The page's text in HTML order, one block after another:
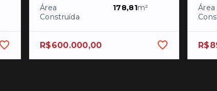
Área
Construída
178,81m²
R$600.000,00
Área